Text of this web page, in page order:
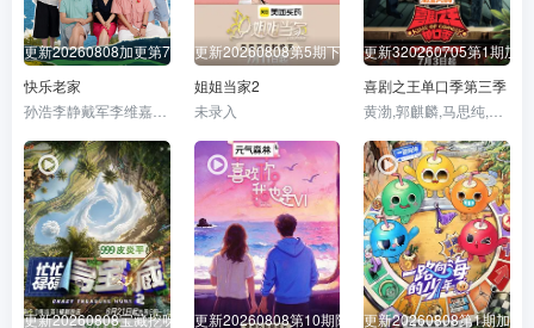
更新20260808加更第7期
快乐老家
更新20260808第5期下
姐姐当家2
未录入
更新320260705第1期加更
喜剧之王单口季第三季
更新20260808宝藏挖呀挖第7期更新20260808第10期陪看 更新20260808第1期加更